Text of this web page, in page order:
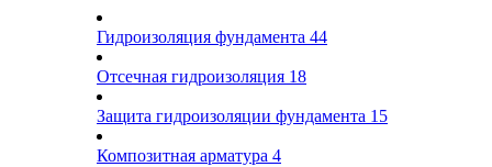
Гидроизоляция фундамента 44
Отсечная гидроизоляция 18
Защита гидроизоляции фундамента 15
Композитная арматура 4